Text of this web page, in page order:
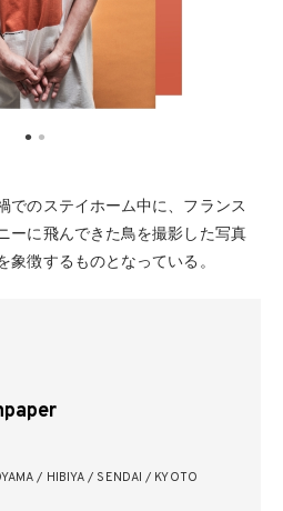
でのステイホーム中に、フランス
ーに飛んできた鳥を撮影した写真
徴するものとなっている。
/ HIBIYA / SENDAI / KYOTO